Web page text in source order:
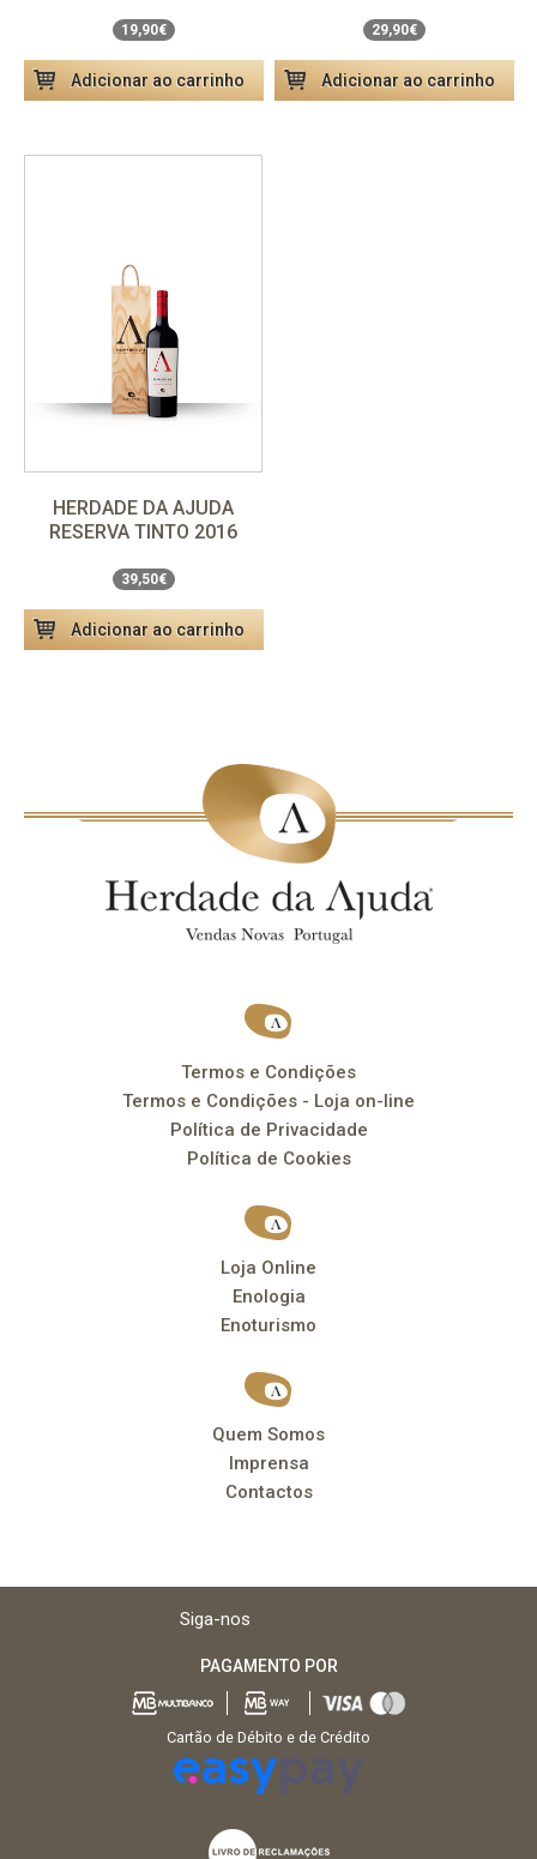
19,90€
Pack 6 garrafas
Adicionar ao carrinho
29,90€
Pack 6 garrafas
Adicionar ao carrinho
HERDADE DA AJUDA
RESERVA TINTO 2016
39,50€
Pack Especial 1,5L
Adicionar ao carrinho
Termos e Condições
Termos e Condições - Loja on-line
Política de Privacidade
Política de Cookies
Loja Online
Enologia
Enoturismo
Quem Somos
Imprensa
Contactos
Siga-nos
PAGAMENTO POR
Cartão de Débito e de Crédito